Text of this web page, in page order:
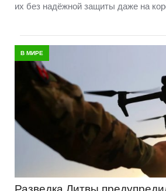
их без надёжной защиты даже на
В МИРЕ